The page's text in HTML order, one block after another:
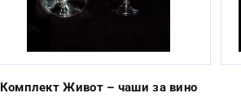
Комплект Живот – чаши за вино